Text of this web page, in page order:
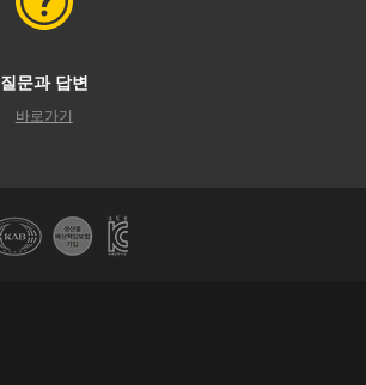
질문과 답변
바로가기